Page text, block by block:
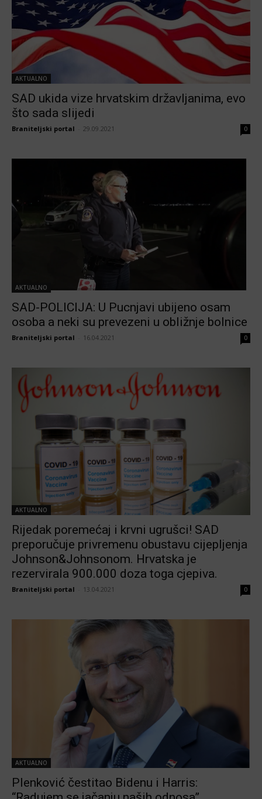
AKTUALNO
SAD ukida vize hrvatskim državljanima, evo
što sada slijedi
Braniteljski portal 29.09.2021 0
AKTUALNO
SAD-POLICIJA: U Pucnjavi ubijeno osam
osoba a neki su prevezeni u obližnje bolnice
Braniteljski portal 16.04.2021 0
AKTUALNO
Rijedak poremećaj i krvni ugrušci! SAD
preporučuje privremenu obustavu cijepljenja
Johnson&Johnsonom. Hrvatska je
rezervirala 900.000 doza toga cjepiva.
Braniteljski portal 13.04.2021 0
AKTUALNO
Plenković čestitao Bidenu i Harris: